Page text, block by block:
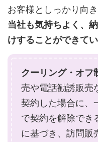
お客様としっかり向
当社も気持ちよく、
けすることができて
クーリング・オフ
売や電話勧誘販売
契約した場合に、
で契約を解除でき
に基づき、訪問販